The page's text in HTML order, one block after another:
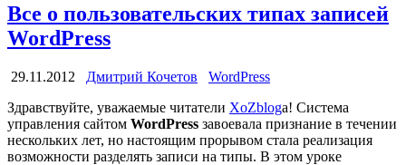
Все о пользовательских типах записей
WordPress
29.11.2012 Дмитрий Кочетов
WordPress
Здравствуйте, уважаемые читатели XoZbloga! Система
управления сайтом WordPress завоевала признание в течении
нескольких лет, но настоящим прорывом стала реализация
возможности разделять записи на типы. В этом уроке